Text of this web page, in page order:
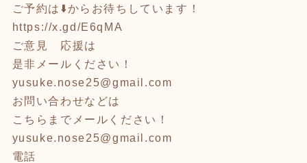
ご予約は⬇️からお待ちしています！
https://x.gd/E6qMA
ご意見 応援は
是非メールください！
yusuke.nose25@gmail.com
お問い合わせなどは
こちらまでメールください！
yusuke.nose25@gmail.com
電話